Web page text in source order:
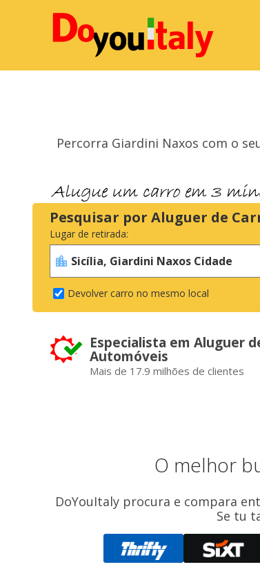
Percorra Giardini Naxos com o
Pesquisar por Aluguer de
Lugar de retirada:
Devolver carro no mesmo local
Especialista em Aluguer
Automóveis
Mais de 17.9 milhões de clientes
O melhor
DoYouItaly procura e compara
Se tu